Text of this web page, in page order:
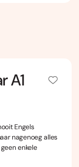
A1
Engels
nagenoeg alles
enkele